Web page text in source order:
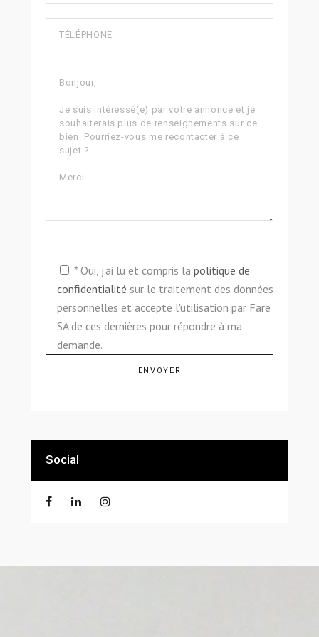
* Oui, j'ai lu et compris la politique de
confidentialité sur le traitement des données
personnelles et accepte l'utilisation par Fare
SA de ces dernières pour répondre à ma
demande.
Social